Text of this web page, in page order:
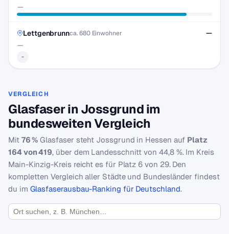
—
Lettgenbrunnca. 680 Einwohner
-
—
—
VERGLEICH
Glasfaser in Jossgrund im
bundesweiten Vergleich
Mit 76 % Glasfaser steht Jossgrund in Hessen auf Platz
164 von 419, über dem Landesschnitt von 44,8 %. Im Kreis
Main-Kinzig-Kreis reicht es für Platz 6 von 29. Den
kompletten Vergleich aller Städte und Bundesländer findest
du im Glasfaserausbau-Ranking für Deutschland.